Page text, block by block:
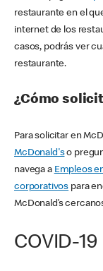
restaurante en el
internet de los
casos, podrás ver
restaurante.
¿Cómo
Para solicitar en
McDonald'so
navega a Empleos
corporativos para
McDonald’s
COVID-19